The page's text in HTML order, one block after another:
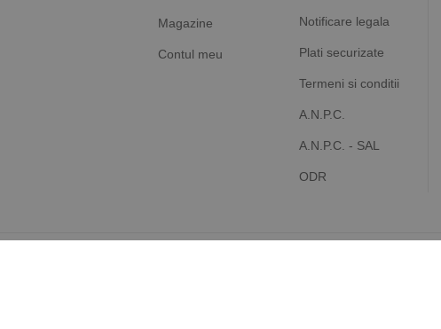
Magazine
Contul meu
Notificare legala
Plati securizate
Termeni si conditii
A.N.P.C.
A.N.P.C. - SAL
ODR